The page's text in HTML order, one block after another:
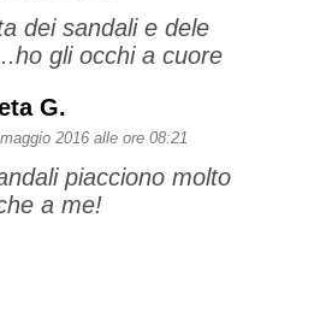
dei sandali e dele
gli occhi a cuore
G.
2016 alle ore 08:21
piacciono molto
a me!